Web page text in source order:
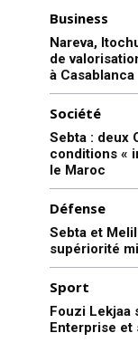
Business
Nareva,
de
à Casablanca
Société
Sebta : deux
conditions «
le Maroc
Défense
Sebta et
supériorité
Sport
Fouzi Lekjaa
Enterprise et